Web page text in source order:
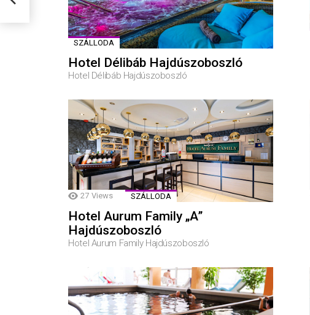
SZÁLLODA
Hotel Délibáb Hajdúszoboszló
Hotel Délibáb Hajdúszoboszló
27 Views SZÁLLODA
Hotel Aurum Family „A”
Hajdúszoboszló
Hotel Aurum Family Hajdúszoboszló